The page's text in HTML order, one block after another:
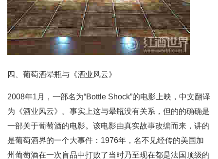
四、葡萄酒晕瓶与《酒业风云》
2008年1月，一部名为“Bottle Shock”的电影上映，中文翻译
为《酒业风云》。事实上这与晕瓶没有关系，但的的确确是
一部关于葡萄酒的电影。该电影由真实故事改编而来，讲的
是葡萄酒界的一个大事件：1976年，名不见经传的美国加
州葡萄酒在一次盲品中打败了当时乃至现在都是法国顶级的